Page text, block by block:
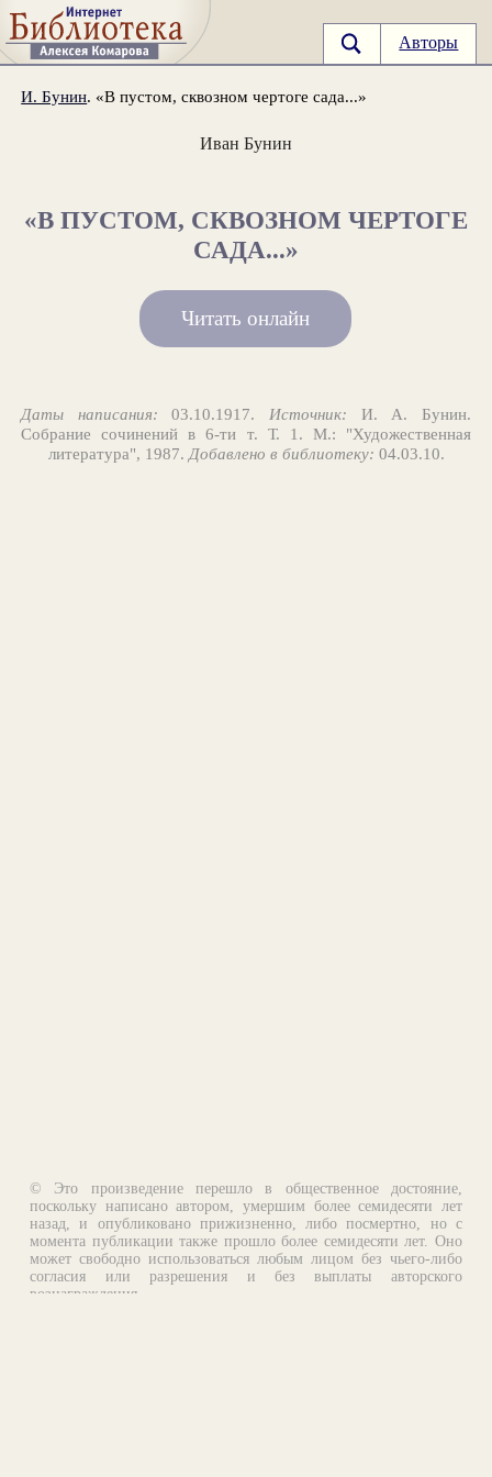
Авторы
И. Бунин. «В пустом, сквозном чертоге сада...»
Иван Бунин
«В ПУСТОМ, СКВОЗНОМ ЧЕРТОГЕ
САДА...»
Читать онлайн
Даты написания: 03.10.1917.Источник: И. А. Бунин.
Собрание сочинений в 6-ти т. Т. 1. М.: "Художественная
литература", 1987.Добавлено в библиотеку: 04.03.10.
© Это произведение перешло в общественное достояние,
поскольку написано автором, умершим более семидесяти лет
назад, и опубликовано прижизненно, либо посмертно, но с
момента публикации также прошло более семидесяти лет. Оно
может свободно использоваться любым лицом без чьего-либо
согласия или разрешения и без выплаты авторского
вознаграждения.